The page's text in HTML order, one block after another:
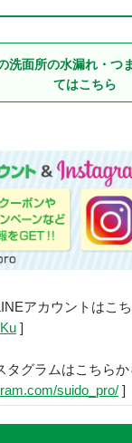
洗面所の水漏れ・つ
てはこちら
アカウントはこち
]
グラムはこちらか
suido_pro/ ]